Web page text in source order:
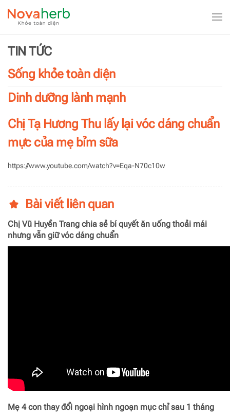
Skip to main content
TIN TỨC
Sống khỏe toàn diện
Dinh dưỡng lành mạnh
Chị Tạ Hương Thu lấy lại vóc dáng chuẩn
mực của mẹ bỉm sữa
https://www.youtube.com/watch?v=Eqa-N70c10w
Bài viết liên quan
Chị Vũ Huyền Trang chia sẻ bí quyết ăn uống thoải mái
nhưng vẫn giữ vóc dáng chuẩn
Mẹ 4 con thay đổi ngoại hình ngoạn mục chỉ sau 1 tháng